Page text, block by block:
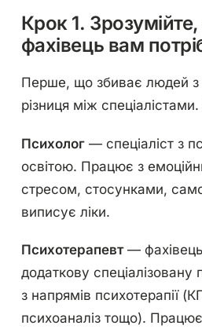
Крок 1.
фахівець вам
Перше, що збиває людей
різниця між
Психолог— спеціаліст з
освітою. Працює з
стресом, стосунками,
виписує ліки.
Психотерапевт—
додаткову спеціалізовану
з напрямів психотерапії
психоаналіз тощо).